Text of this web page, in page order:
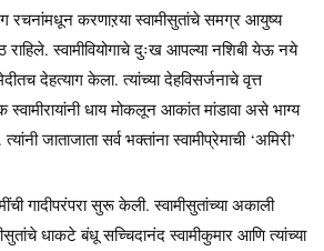
रचनांमधून करणाऱया स्वामीसुतांचे समग्र आयुष्य
राहिले. स्वामीवियोगाचे दुःख आपल्या नशिबी येऊ नये
देहत्याग केला. त्यांच्या देहविसर्जनाचे वृत्त
स्वामीरायांनी धाय मोकलून आकांत मांडावा असे भाग्य
जाताजाता सर्व भक्तांना स्वामीप्रेमाची ‘अमिरी’
गादीपरंपरा सुरू केली. स्वामीसुतांच्या अकाली
धाकटे बंधू सच्चिदानंद स्वामीकुमार आणि त्यांच्या